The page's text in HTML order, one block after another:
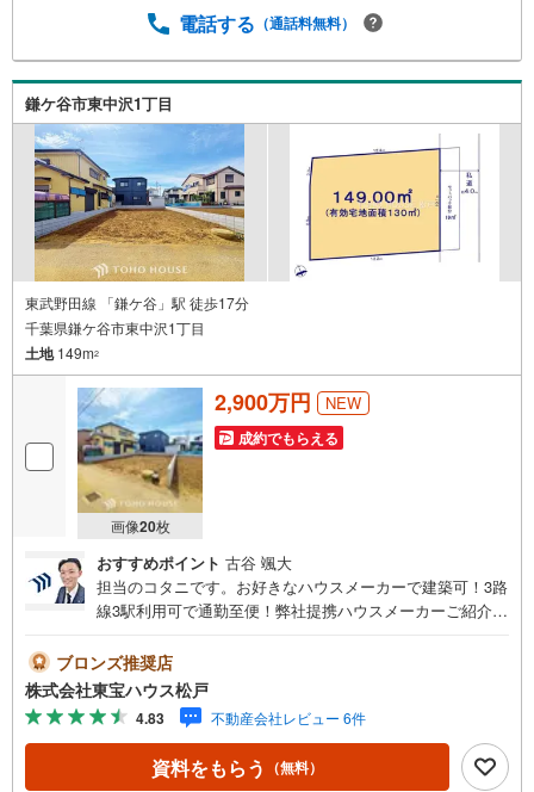
電話する （通話料無料）
鎌ケ谷市東中沢1丁目
東武野田線 「鎌ケ谷」駅 徒歩17分
千葉県鎌ケ谷市東中沢1丁目
土地149m2
画像20枚
2,900万円 NEW
成約でもらえる
おすすめポイント 古谷 颯大
担当のコタニです。お好きなハウスメーカーで建築可！3路
線3駅利用可で通勤至便！弊社提携ハウスメーカーご紹介
ブロンズ推奨店
株式会社東宝ハウス松戸
4.83 不動産会社レビュー 6件
資料をもらう （無料）